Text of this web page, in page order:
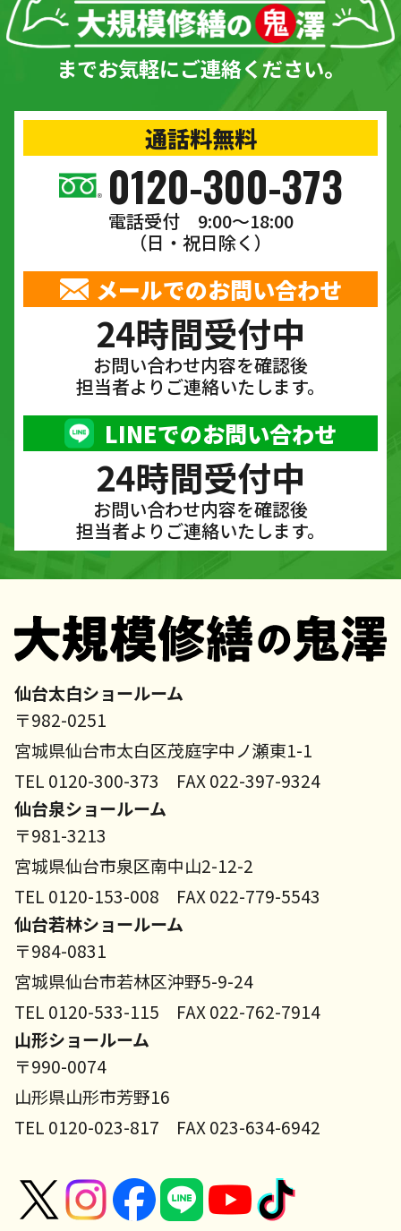
までお気軽にご連絡ください。
通話料無料
0120-300-373
電話受付 9:00〜18:00
（日・祝日除く）
メールでのお問い合わせ
24時間受付中
お問い合わせ内容を確認後
担当者よりご連絡いたします。
LINEでのお問い合わせ
24時間受付中
お問い合わせ内容を確認後
担当者よりご連絡いたします。
仙台太白ショールーム
〒982-0251
宮城県仙台市太白区茂庭字中ノ瀬東1-1
TEL 0120-300-373 FAX 022-397-9324
仙台泉ショールーム
〒981-3213
宮城県仙台市泉区南中山2-12-2
TEL 0120-153-008 FAX 022-779-5543
仙台若林ショールーム
〒984-0831
宮城県仙台市若林区沖野5-9-24
TEL 0120-533-115 FAX 022-762-7914
山形ショールーム
〒990-0074
山形県山形市芳野16
TEL 0120-023-817 FAX 023-634-6942